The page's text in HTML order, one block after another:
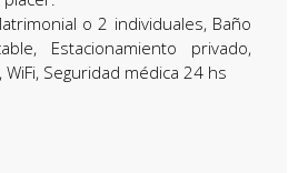
o 2 individuales, Baño
Estacionamiento privado,
Seguridad médica 24 hs